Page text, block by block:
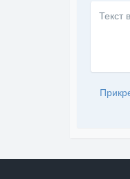
вопроса